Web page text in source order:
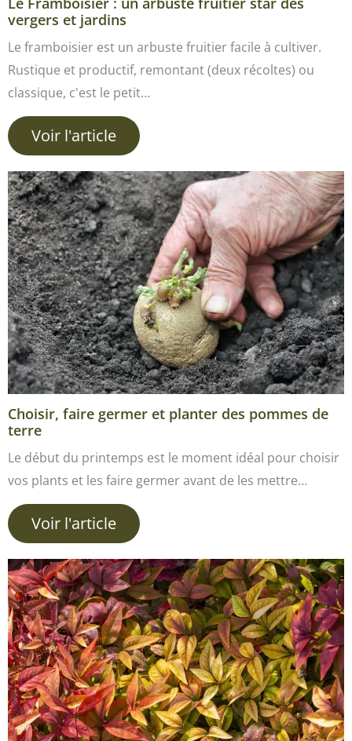
vergers et jardins
Le framboisier est un arbuste fruitier facile à cultiver.
Rustique et productif, remontant (deux récoltes) ou
classique, c'est le petit…
Voir l'article
Choisir, faire germer et planter des pommes de
terre
Le début du printemps est le moment idéal pour choisir
vos plants et les faire germer avant de les mettre…
Voir l'article